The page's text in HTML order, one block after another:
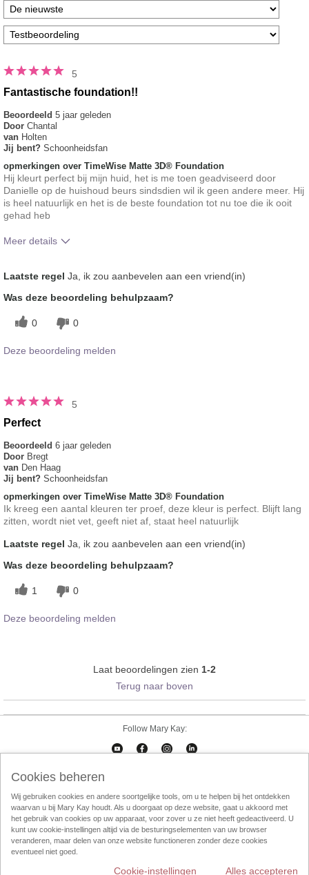
5
Fantastische foundation!!
Beoordeeld 5 jaar geleden
Door Chantal
van Holten
Jij bent? Schoonheidsfan
opmerkingen over TimeWise Matte 3D® Foundation
Hij kleurt perfect bij mijn huid, het is me toen geadviseerd door
Danielle op de huishoud beurs sindsdien wil ik geen andere meer. Hij
is heel natuurlijk en het is de beste foundation tot nu toe die ik ooit
gehad heb
Meer details
met andere door je gebruikte merken
decoratieve make-up?
Laatste regel Ja, ik zou aanbevelen aan een vriend(in)
Was deze beoordeling behulpzaam?
0 0
Deze beoordeling melden
5
Perfect
Beoordeeld 6 jaar geleden
Door Bregt
van Den Haag
Jij bent? Schoonheidsfan
opmerkingen over TimeWise Matte 3D® Foundation
Ik kreeg een aantal kleuren ter proef, deze kleur is perfect. Blijft lang
zitten, wordt niet vet, geeft niet af, staat heel natuurlijk
Laatste regel Ja, ik zou aanbevelen aan een vriend(in)
Was deze beoordeling behulpzaam?
1 0
Deze beoordeling melden
Laat beoordelingen zien 1-2
Terug naar boven
Follow Mary Kay:
Cookies beheren Impressum
Gebruikersvorwaarden Privacy Policy
Direktverkoop etische codec
Weggooien
InTouch Consultant Locator
Mary Kay wereldwijd
Cookies beheren
Wij gebruiken cookies en andere soortgelijke tools, om u te helpen bij het ontdekken
waarvan u bij Mary Kay houdt. Als u doorgaat op deze website, gaat u akkoord met
het gebruik van cookies op uw apparaat, voor zover u ze niet heeft gedeactiveerd. U
kunt uw cookie-instellingen altijd via de besturingselementen van uw browser
veranderen, maar delen van onze website functioneren zonder deze cookies
eventueel niet goed.
Alles accepteren
Cookie-instellingen